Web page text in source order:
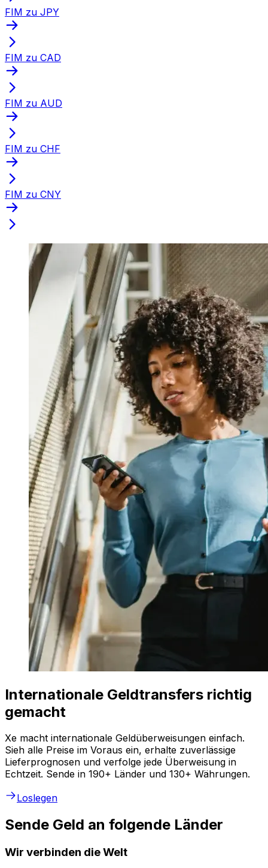
FIM zu JPY
FIM zu CAD
FIM zu AUD
FIM zu CHF
FIM zu CNY
Internationale Geldtransfers richtig
gemacht
Xe macht internationale Geldüberweisungen einfach.
Sieh alle Preise im Voraus ein, erhalte zuverlässige
Lieferprognosen und verfolge jede Überweisung in
Echtzeit. Sende in 190+ Länder und 130+ Währungen.
Loslegen
Sende Geld an folgende Länder
Wir verbinden die Welt